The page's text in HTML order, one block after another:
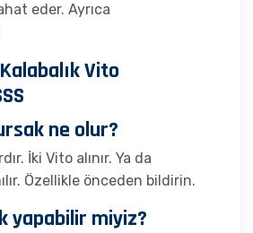
eder. Ayrıca
Vito
ne olur?
İki Vito alınır. Ya da
Özellikle önceden bildirin.
yapabilir miyiz?